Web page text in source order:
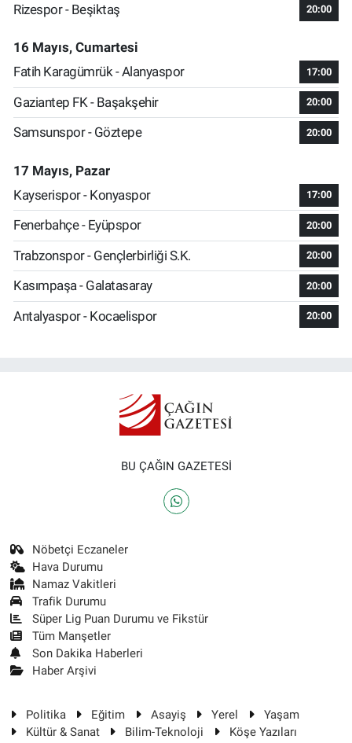
Rizespor - Beşiktaş
20:00
16 Mayıs, Cumartesi
Fatih Karagümrük - Alanyaspor
17:00
Gaziantep FK - Başakşehir 20:00
Samsunspor - Göztepe 20:00
17 Mayıs, Pazar
Kayserispor - Konyaspor
17:00
Fenerbahçe - Eyüpspor 20:00
Trabzonspor - Gençlerbirliği S.K. 20:00
Kasımpaşa - Galatasaray 20:00
Antalyaspor - Kocaelispor 20:00
BU ÇAĞIN GAZETESİ
Nöbetçi Eczaneler
Hava Durumu
Namaz Vakitleri
Trafik Durumu
Süper Lig Puan Durumu ve Fikstür
Tüm Manşetler
Son Dakika Haberleri
Haber Arşivi
Politika Eğitim Asayiş Yerel
Yaşam
Kültür & Sanat
Bilim-Teknoloji
Köşe Yazıları